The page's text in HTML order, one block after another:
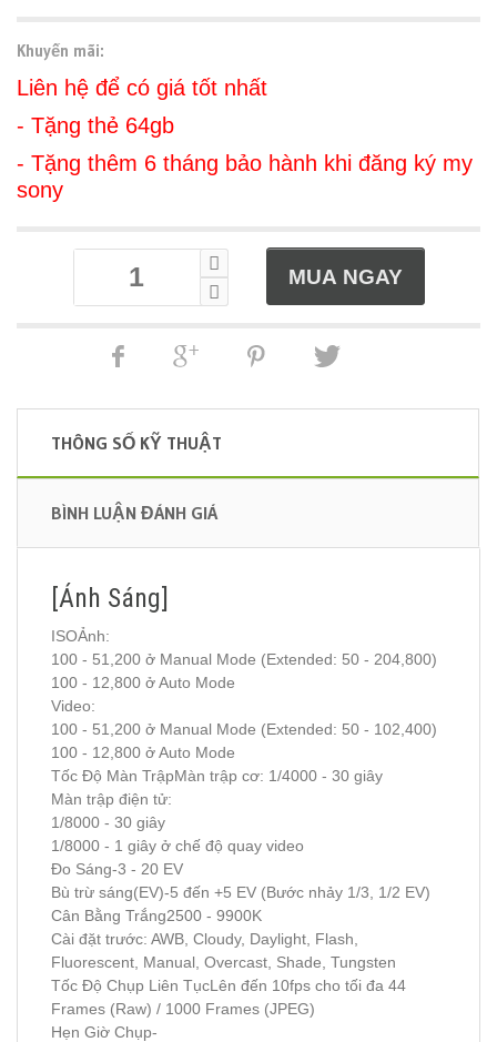
Khuyến mãi:
Liên hệ để có giá tốt nhất
- Tặng thẻ 64gb
- Tặng thêm 6 tháng bảo hành khi đăng ký my
sony
THÔNG SỐ KỸ THUẬT
BÌNH LUẬN ĐÁNH GIÁ
[Ánh Sáng]
ISOẢnh:
100 - 51,200 ở Manual Mode (Extended: 50 - 204,800)
100 - 12,800 ở Auto Mode
Video:
100 - 51,200 ở Manual Mode (Extended: 50 - 102,400)
100 - 12,800 ở Auto Mode
Tốc Độ Màn TrậpMàn trập cơ: 1/4000 - 30 giây
Màn trập điện tử:
1/8000 - 30 giây
1/8000 - 1 giây ở chế độ quay video
Đo Sáng-3 - 20 EV
Bù trừ sáng(EV)-5 đến +5 EV (Bước nhảy 1/3, 1/2 EV)
Cân Bằng Trắng2500 - 9900K
Cài đặt trước: AWB, Cloudy, Daylight, Flash,
Fluorescent, Manual, Overcast, Shade, Tungsten
Tốc Độ Chụp Liên TụcLên đến 10fps cho tối đa 44
Frames (Raw) / 1000 Frames (JPEG)
Hẹn Giờ Chụp-